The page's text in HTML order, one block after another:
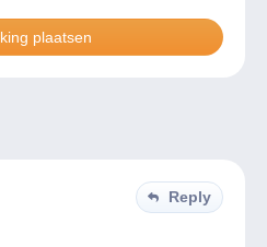
Reply